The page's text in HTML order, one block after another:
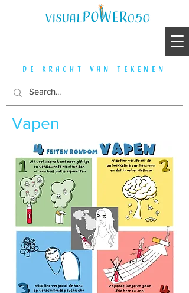
de kracht van tekenen
Vapen